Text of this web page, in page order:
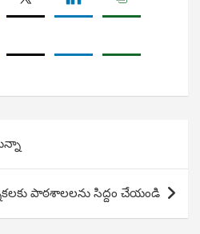
పాఠశాలలను సిద్దం చేయండి